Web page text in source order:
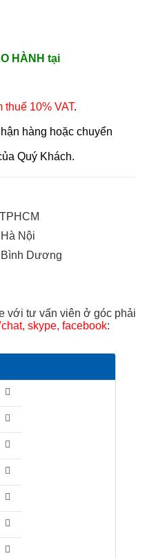
HÀNH tại
thuế 10% VAT.
hàng hoặc chuyển
Quý Khách.
Nội
Dương
với tư vấn viên ở góc phải
skype, facebook: